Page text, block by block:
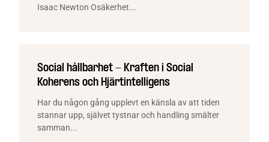
Isaac Newton Osäkerhet...
Social hållbarhet - Kraften i Social
Koherens och Hjärtintelligens
Har du någon gång upplevt en känsla av att tiden
stannar upp, självet tystnar och handling smälter
samman...